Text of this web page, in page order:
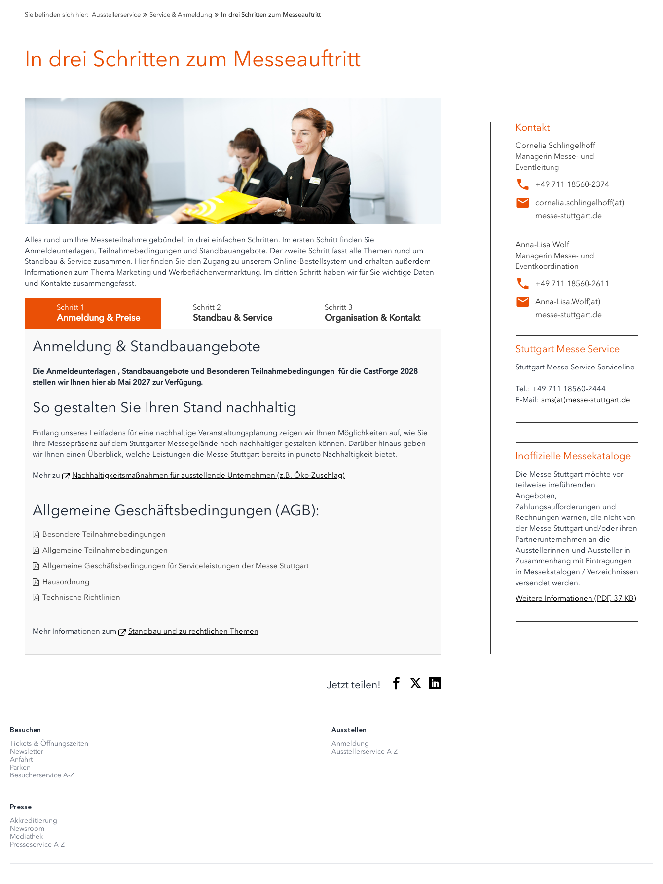
Sie befinden sich hier: Ausstellerservice Service & Anmeldung In drei Schritten zum Messeauftritt
In drei Schritten zum Messeauftritt
Alles rund um Ihre Messeteilnahme gebündelt in drei einfachen Schritten. Im ersten Schritt finden Sie
Anmeldeunterlagen, Teilnahmebedingungen und Standbauangebote. Der zweite Schritt fasst alle Themen rund um
Standbau & Service zusammen. Hier finden Sie den Zugang zu unserem Online-Bestellsystem und erhalten außerdem
Informationen zum Thema Marketing und Werbeflächenvermarktung. Im dritten Schritt haben wir für Sie wichtige Daten
und Kontakte zusammengefasst.
Schritt 1
Anmeldung & Preise
Schritt 2
Standbau & Service
Schritt 3
Organisation & Kontakt
Anmeldung & Standbauangebote
Die Anmeldeunterlagen , Standbauangebote und Besonderen Teilnahmebedingungen für die CastForge 2028
stellen wir Ihnen hier ab Mai 2027 zur Verfügung.
So gestalten Sie Ihren Stand nachhaltig
Entlang unseres Leitfadens für eine nachhaltige Veranstaltungsplanung zeigen wir Ihnen Möglichkeiten auf, wie Sie
Ihre Messepräsenz auf dem Stuttgarter Messegelände noch nachhaltiger gestalten können. Darüber hinaus geben
wir Ihnen einen Überblick, welche Leistungen die Messe Stuttgart bereits in puncto Nachhaltigkeit bietet.
Mehr zu Nachhaltigkeitsmaßnahmen für ausstellende Unternehmen (z.B. Öko-Zuschlag)
Allgemeine Geschäftsbedingungen (AGB):
Besondere Teilnahmebedingungen
Allgemeine Teilnahmebedingungen
Allgemeine Geschäftsbedingungen für Serviceleistungen der Messe Stuttgart
Hausordnung
Technische Richtlinien
Mehr Informationen zum Standbau und zu rechtlichen Themen
Jetzt teilen!
Kontakt
Cornelia Schlingelhoff
Managerin Messe- und
Eventleitung
+49 711 18560-2374
cornelia.schlingelhoff(at)
messe-stuttgart.de
Anna-Lisa Wolf
Managerin Messe- und
Eventkoordination
+49 711 18560-2611
Anna-Lisa.Wolf(at)
messe-stuttgart.de
Stuttgart Messe Service
Stuttgart Messe Service Serviceline
Tel.: +49 711 18560-2444
E-Mail: sms(at)messe-stuttgart.de
Inoffizielle Messekataloge
Die Messe Stuttgart möchte vor
teilweise irreführenden
Angeboten,
Zahlungsaufforderungen und
Rechnungen warnen, die nicht von
der Messe Stuttgart und/oder ihren
Partnerunternehmen an die
Ausstellerinnen und Aussteller in
Zusammenhang mit Eintragungen
in Messekatalogen / Verzeichnissen
versendet werden.
Weitere Informationen (PDF, 37 KB)
Besuchen
Tickets & Öffnungszeiten
Newsletter
Anfahrt
Parken
Besucherservice A-Z
Ausstellen
Anmeldung
Ausstellerservice A-Z
Presse
Akkreditierung
Newsroom
Mediathek
Presseservice A-Z